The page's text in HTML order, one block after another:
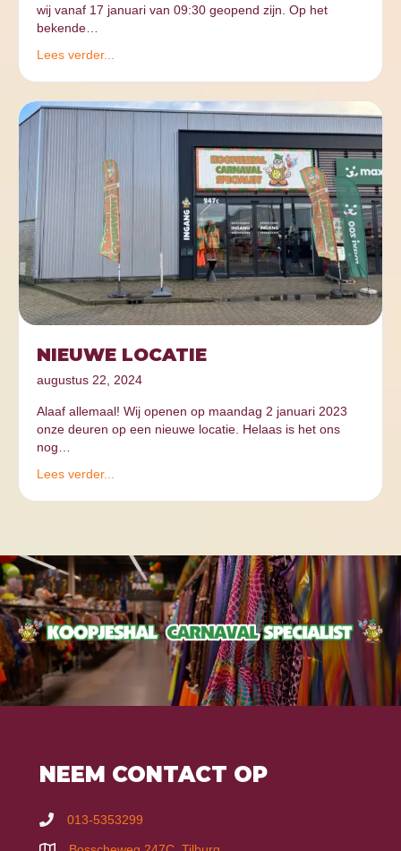
wij vanaf 17 januari van 09:30 geopend zijn. Op het
bekende…
Lees verder...
NIEUWE LOCATIE
augustus 22, 2024
Alaaf allemaal! Wij openen op maandag 2 januari 2023
onze deuren op een nieuwe locatie. Helaas is het ons
nog…
Lees verder...
NEEM CONTACT OP
013-5353299